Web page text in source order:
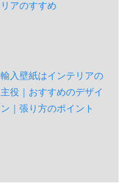
リアのすすめ
輸入壁紙はインテリアの
主役｜おすすめのデザイ
ン｜張り方のポイント